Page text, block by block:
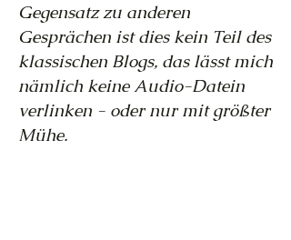
Gegensatz zu anderen
Gesprächen ist dies kein Teil des
klassischen Blogs, das lässt mich
nämlich keine Audio-Datein
verlinken - oder nur mit größter
Mühe.